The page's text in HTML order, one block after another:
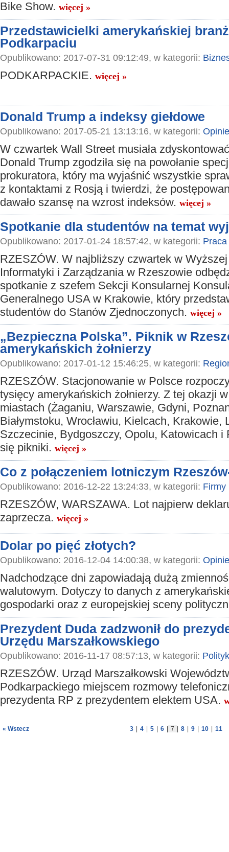
Bike Show. więcej »
Przedstawicielki amerykańskiej
Podkarpaciu
Opublikowano: 2017-07-31 09:12:49, w kategorii:
PODKARPACKIE. więcej »
Donald Trump a indeksy giełdowe
Opublikowano: 2017-05-21 13:13:16, w kategorii: Opinie
W czwartek Wall Street musiała
Donald Trump zgodziła się na powołanie
prokuratora, który ma wyjaśnić wszystkie
z kontaktami z Rosją i twierdzi, że
dawało szansę na wzrost indeksów. więcej »
Spotkanie dla studentów na temat
Opublikowano: 2017-01-24 18:57:42, w kategorii: Praca
RZESZÓW. W najbliższy czwartek w
Informatyki i Zarządzania w Rzeszowie
spotkanie z szefem Sekcji Konsularnej
Generalnego USA w Krakowie, który
studentów do Stanów Zjednoczonych. więcej »
„Bezpieczna Polska”. Piknik w
amerykańskich żołnierzy
Opublikowano: 2017-01-12 15:46:25, w kategorii:
RZESZÓW. Stacjonowanie w Polsce
tysięcy amerykańskich żołnierzy. Z tej okazji
miastach (Żaganiu, Warszawie, Gdyni,
Białymstoku, Wrocławiu, Kielcach, Krakowie,
Szczecinie, Bydgoszczy, Opolu, Katowicach i
się pikniki. więcej »
Co z połączeniem lotniczym
Opublikowano: 2016-12-22 13:24:33, w kategorii: Firmy
RZESZÓW, WARSZAWA. Lot najpierw
zaprzecza. więcej »
Dolar po pięć złotych?
Opublikowano: 2016-12-04 14:00:38, w kategorii: Opinie
Nadchodzące dni zapowiadają dużą
walutowym. Dotyczy to danych z
gospodarki oraz z europejskiej sceny
Prezydent Duda zadzwonił do
Urzędu Marszałkowskiego
Opublikowano: 2016-11-17 08:57:13, w kategorii:
RZESZÓW. Urząd Marszałkowski
Podkarpackiego miejscem rozmowy
prezydenta RP z prezydentem elektem USA.
« Wstecz 3 4 5 6 7 8 9 10 11